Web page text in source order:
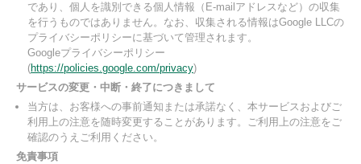
であり、個人を識別できる個人情報（E-mailアドレスなど）の収集
を行うものではありません。なお、収集される情報はGoogle LLCの
プライバシーポリシーに基づいて管理されます。
Googleプライバシーポリシー
(https://policies.google.com/privacy)
サービスの変更・中断・終了につきまして
当方は、お客様への事前通知または承諾なく、本サービスおよびご
利用上の注意を随時変更することがあります。ご利用上の注意をご
確認のうえご利用ください。
免責事項